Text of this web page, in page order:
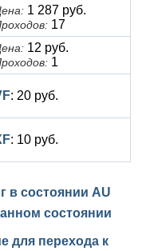
1 287 руб.
17
12 руб.
1
: 20 руб.
: 10 руб.
в состоянии AU
состоянии
для перехода к